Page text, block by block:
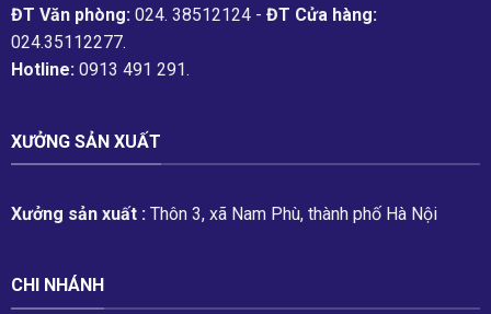
ĐT Văn phòng:024. 38512124 - ĐT Cửa hàng:
024.35112277.
Hotline:0913 491 291.
XƯỞNG SẢN XUẤT
Xưởng sản xuất :Thôn 3, xã Nam Phù, thành phố Hà Nội
CHI NHÁNH